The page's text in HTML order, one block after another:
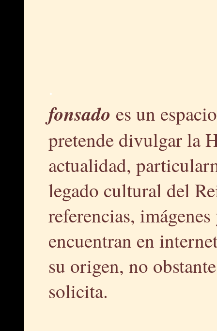
.
fonsado es un
pretende divulgar la
actualidad,
legado cultural del
referencias,
encuentran en
su origen, no
solicita.